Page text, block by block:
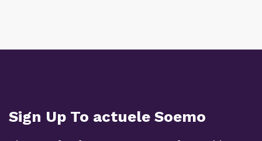
Sign Up To actuele Soemo